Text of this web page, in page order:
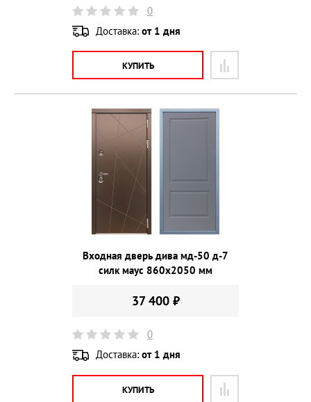
0
Доставка: от 1 дня
КУПИТЬ
Входная дверь дива мд-50 д-7
силк маус 860х2050 мм
37 400 ₽
0
Доставка: от 1 дня
КУПИТЬ